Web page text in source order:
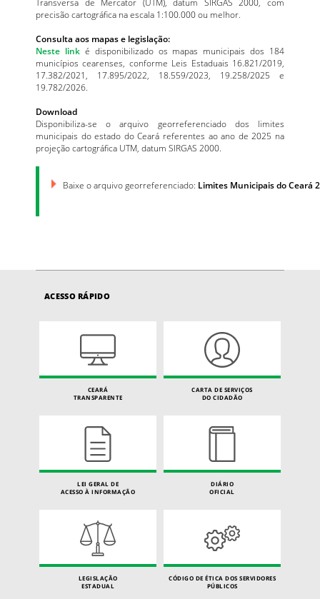
precisão cartográfica na escala 1:100.000 ou melhor.
Consulta aos mapas e legislação:
Neste linké disponibilizado os mapas municipais dos 184
municípios cearenses, conforme Leis Estaduais 16.821/2019,
17.382/2021, 17.895/2022, 18.559/2023, 19.258/2025 e
19.782/2026.
Download
Disponibiliza-se o arquivo georreferenciado dos limites
municipais do estado do Ceará referentes ao ano de 2025 na
projeção cartográfica UTM, datum SIRGAS 2000.
Baixe o arquivo georreferenciado: Limites Municipais do Ceará
ACESSO RÁPIDO
CEARÁ
TRANSPARENTE
CARTA DE SERVIÇOS
DO CIDADÃO
LEI GERAL DE
ACESSO À INFORMAÇÃO
DIÁRIO
OFICIAL
LEGISLAÇÃO
ESTADUAL
CÓDIGO DE ÉTICA DOS SERVIDORES
PÚBLICOS